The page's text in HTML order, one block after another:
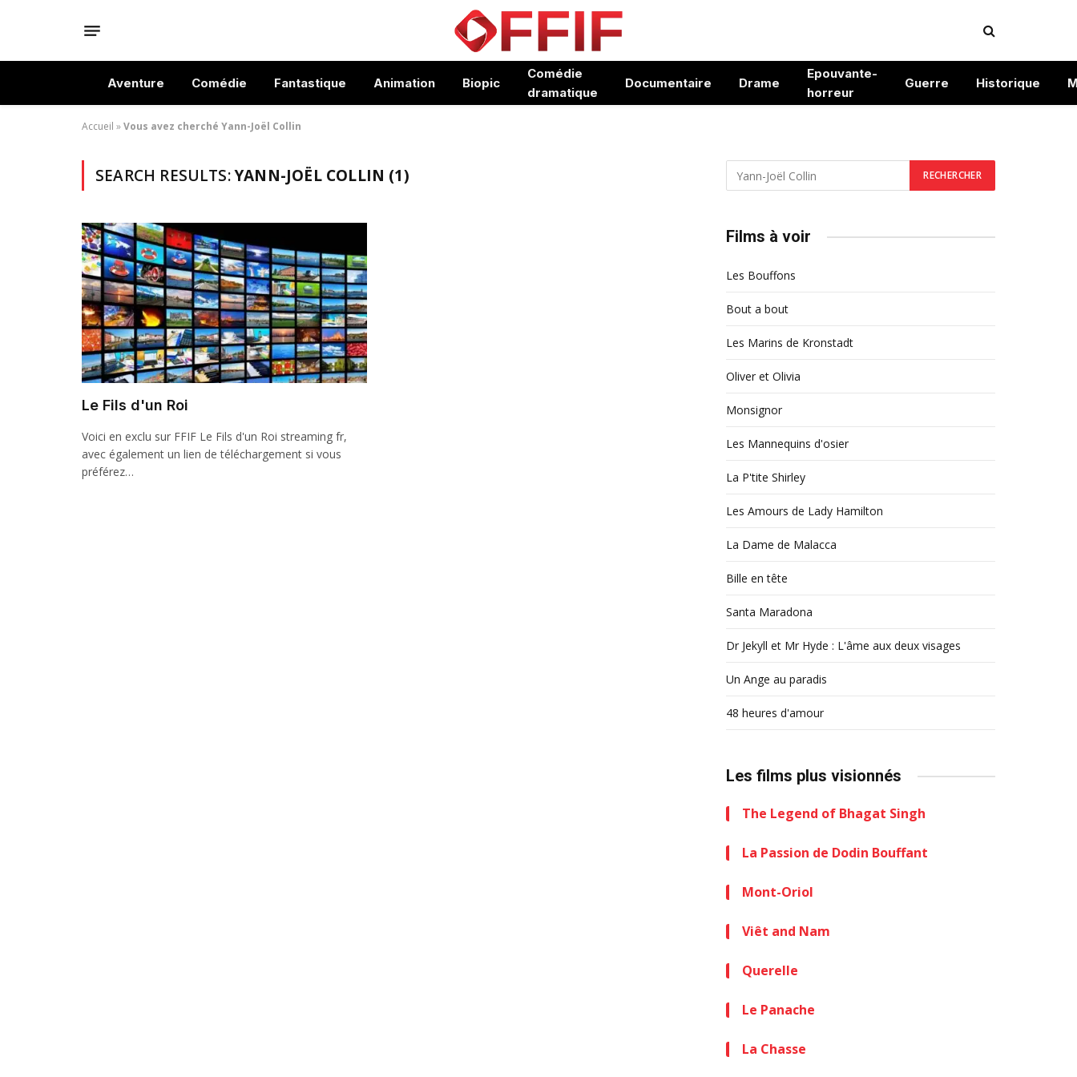
Aventure Comédie Fantastique Animation Biopic
Comédie
dramatique
Documentaire Drame
Epouvante-
horreur
Guerre Historique
Accueil »Vous avez cherché Yann-Joël Collin
SEARCH RESULTS:YANN-JOËL COLLIN (1)
Le Fils d'un Roi
Voici en exclu sur FFIF Le Fils d'un Roi streaming fr,
avec également un lien de téléchargement si vous
préférez…
Films à voir
Les Bouffons
Bout a bout
Les Marins de Kronstadt
Oliver et Olivia
Monsignor
Les Mannequins d'osier
La P'tite Shirley
Les Amours de Lady Hamilton
La Dame de Malacca
Bille en tête
Santa Maradona
Dr Jekyll et Mr Hyde : L'âme aux deux visages
Un Ange au paradis
48 heures d'amour
Les films plus visionnés
The Legend of Bhagat Singh
La Passion de Dodin Bouffant
Mont-Oriol
Viêt and Nam
Querelle
Le Panache
La Chasse